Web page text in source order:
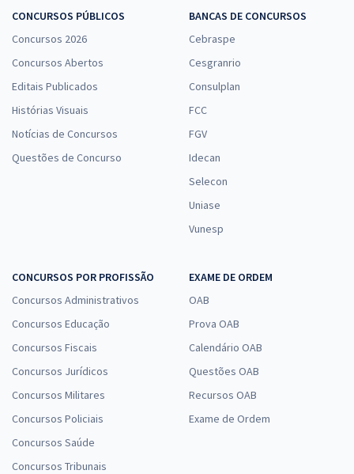
CONCURSOS PÚBLICOS
Concursos 2026
Concursos Abertos
Editais Publicados
Histórias Visuais
Notícias de Concursos
Questões de Concurso
BANCAS DE CONCURSOS
Cebraspe
Cesgranrio
Consulplan
FCC
FGV
Idecan
Selecon
Uniase
Vunesp
CONCURSOS POR PROFISSÃO
Concursos Administrativos
Concursos Educação
Concursos Fiscais
Concursos Jurídicos
Concursos Militares
Concursos Policiais
Concursos Saúde
Concursos Tribunais
EXAME DE ORDEM
OAB
Prova OAB
Calendário OAB
Questões OAB
Recursos OAB
Exame de Ordem